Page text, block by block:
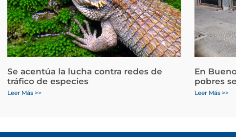
Se acentúa la lucha contra redes de
tráfico de especies
Leer Más >>
En
pobres
Leer Más >>